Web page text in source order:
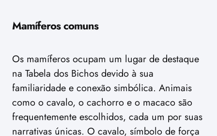
Mamíferos comuns
Os mamíferos ocupam um lugar de destaque
na Tabela dos Bichos devido à sua
familiaridade e conexão simbólica. Animais
como o cavalo, o cachorro e o macaco são
frequentemente escolhidos, cada um por suas
narrativas únicas. O cavalo, símbolo de força